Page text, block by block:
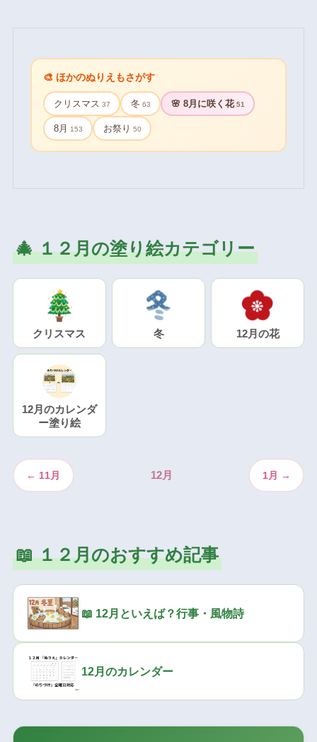
🎨 ほかのぬりえもさがす
クリスマス 37 冬 63 🌸 8月に咲く花 51
8月 153 お祭り 50
🎄 １２月の塗り絵カテゴリー
クリスマス 冬 12月の花
12月のカレンダ
ー塗り絵
← 11月 12月 1月 →
📖 １２月のおすすめ記事
📖 12月といえば？行事・風物詩
12月のカレンダー